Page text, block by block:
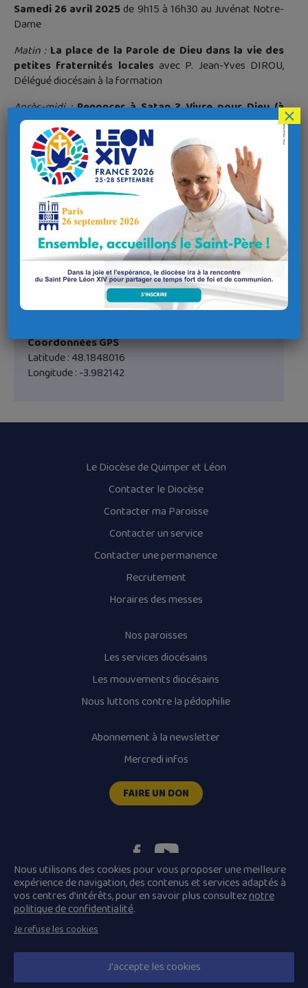
Samedi 26 avril 2025 de 9h15 à 16h30 au Juvénat Notre-
Dame
Matin :La place de la Parole de Dieu dans la vie des
petites fraternités localesavec P. Jean-Yves DIROU,
Délégué diocésain à la formation
Après-midi :Renoncer à Satan ? Vivre pour Dieu (à
partir de Rm 6, 11)avec Fr. Jean-Michel GRIMAUD, Abbé de
Landévennec
Journée ouverte à tous
Renseignements et contact : Mme Nicole MATHIOT – 02 98
94 52 06 / nicole-mathiot@orange.fr
Lieu de l'évènement
Adresse
Juvénat Notre-Dame
Penn Feunteun, 29150 Châteaulin
Coordonnées GPS
Latitude : 48.1848016
Longitude : -3.982142
Le Diocèse de Quimper et Léon
Contacter le Diocèse
Contacter ma Paroisse
Contacter un service
Contacter une permanence
Recrutement
Horaires des messes
Nos paroisses
Les services diocésains
Les mouvements diocésains
Nous luttons contre la pédophilie
Abonnement à la newsletter
Mercredi infos
FAIRE UN DON
Plan du site
Mentions légales
Conditions Générales de Vente
© 2026 Diocèse de Quimper et Léon, Tous droits réservés.
×
Nous utilisons des cookies pour vous proposer une meilleure
expérience de navigation, des contenus et services adaptés à
vos centres d’intérêts, pour en savoir plus consulteznotre
politique de confidentialité.
Je refuse les cookies
J'accepte les cookies